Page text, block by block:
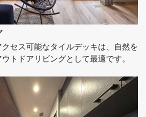
セス可能なタイルデッキは、自然を
トドアリビングとして最適です。